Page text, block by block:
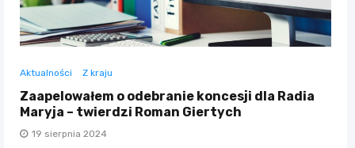
Aktualności Z kraju
Zaapelowałem o odebranie koncesji dla Radia
Maryja – twierdzi Roman Giertych
19 sierpnia 2024